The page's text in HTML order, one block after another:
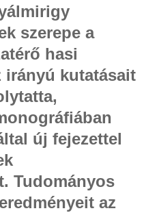
szerepe a
hasi
irányú kutatásait
új fejezettel
Tudományos
az